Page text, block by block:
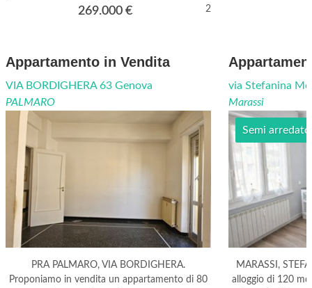
2
269.000 €
Appartamento in Vendita
VIA BORDIGHERA 63 Genova
PALMARO
PRA PALMARO, VIA BORDIGHERA.
Proponiamo in vendita un appartamento di 80
via Stefanina
Marassi
Semi arredato
MARASSI,
alloggio di 120